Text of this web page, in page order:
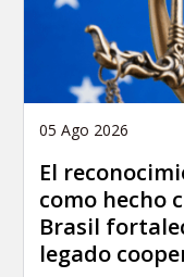
05 Ago 2026
El
como hecho
Brasil
legado